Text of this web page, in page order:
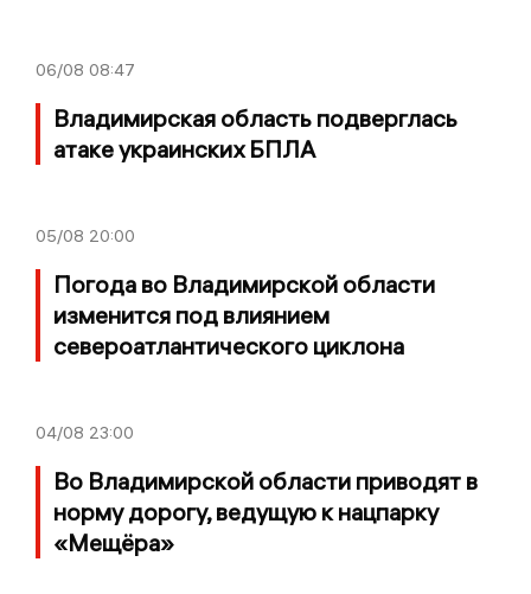
06/08 08:47
Владимирская область подверглась
атаке украинских БПЛА
05/08 20:00
Погода во Владимирской области
изменится под влиянием
североатлантического циклона
04/08 23:00
Во Владимирской области приводят в
норму дорогу, ведущую к нацпарку
«Мещёра»